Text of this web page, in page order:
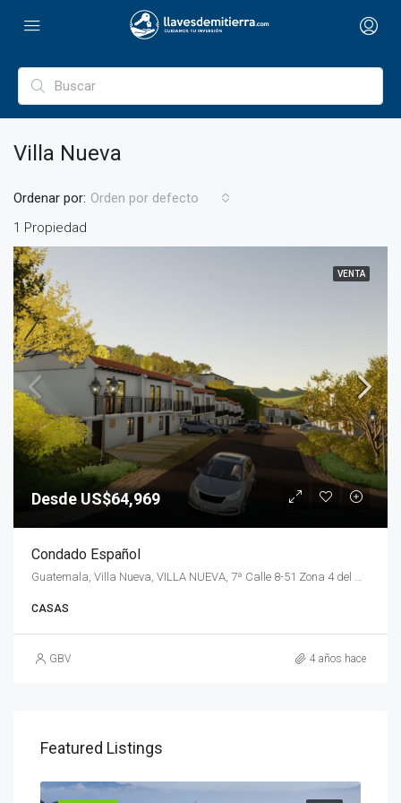
Villa Nueva
1 Propiedad
Ordenar por: Orden por defecto
VENTA
Desde US$64,969
Condado Español
CASAS
GBV 4 años hace
Featured Listings